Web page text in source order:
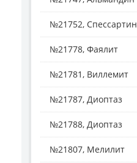
№21752, Спессартин
№21778, Фаялит
№21781, Виллемит
№21787, Диоптаз
№21788, Диоптаз
№21807, Мелилит